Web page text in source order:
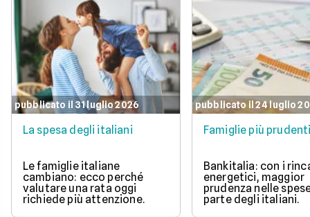
pubblicato il 31 luglio 2026
La spesa degli italiani
Le famiglie italiane
cambiano: ecco perché
valutare una rata oggi
richiede più attenzione.
pubblicato il 24 luglio
Famiglie più
Bankitalia: con i
energetici, maggior
prudenza nelle
parte degli italiani.